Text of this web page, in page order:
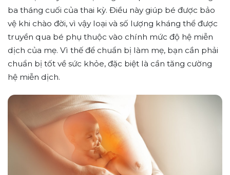
ba tháng cuối của thai kỳ. Điều này giúp bé được bảo
vệ khi chào đời, vì vậy loại và số lượng kháng thể được
truyền qua bé phụ thuộc vào chính mức độ hệ miễn
dịch của mẹ. Vì thế để chuẩn bị làm mẹ, bạn cần phải
chuẩn bị tốt về sức khỏe, đặc biệt là cần tăng cường
hệ miễn dịch.